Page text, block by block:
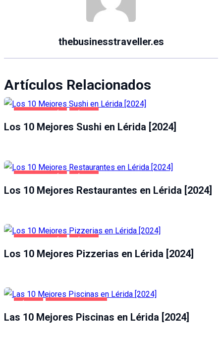
thebusinesstraveller.es
Artículos Relacionados
Los 10 Mejores Sushi en Lérida [2024]
Los 10 Mejores Restaurantes en Lérida [2024]
Los 10 Mejores Pizzerias en Lérida [2024]
Las 10 Mejores Piscinas en Lérida [2024]